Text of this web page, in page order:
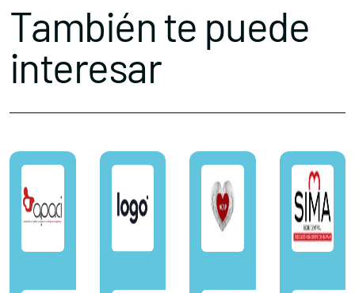
También te puede
interesar